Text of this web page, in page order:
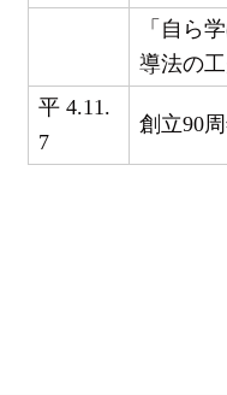
「自ら
導法の
平 4.11.
7
創立90